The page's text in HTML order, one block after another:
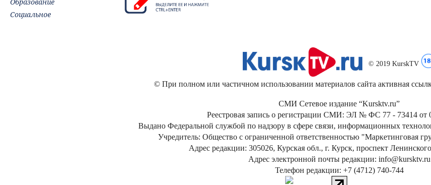
Социальное
© 2019 KurskTV
© При полном или частичном использовании материалов сайта активная
СМИ Сетевое издание “Kursktv.ru”
Реестровая запись о регистрации СМИ: ЭЛ № ФС 77 - 73414 от
Выдано Федеральной службой по надзору в сфере связи, информационных
Учредитель: Общество с ограниченной ответственностью "Маркетинговая
Адрес редакции: 305026, Курская обл., г. Курск, проспект
Адрес электронной почты редакции: info@kursktv.ru
Телефон редакции: +7 (4712) 740-744